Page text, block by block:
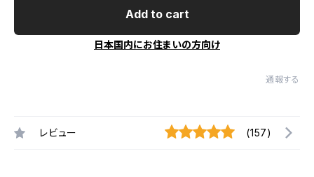
Add to cart
日本国内にお住まいの方向け
通報する
レビュー (157)